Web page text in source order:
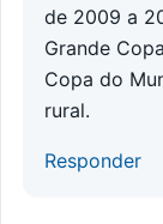
de 2009 a
Grande
Copa do
rural.
Responder